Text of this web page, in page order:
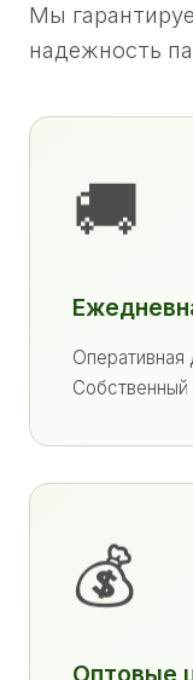
Мы
надежность
🚚
Оперативная
Собственный
💰
Оптовые